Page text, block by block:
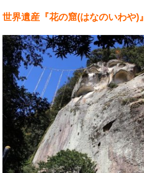
世界遺産『花の窟(はなのいわや)』